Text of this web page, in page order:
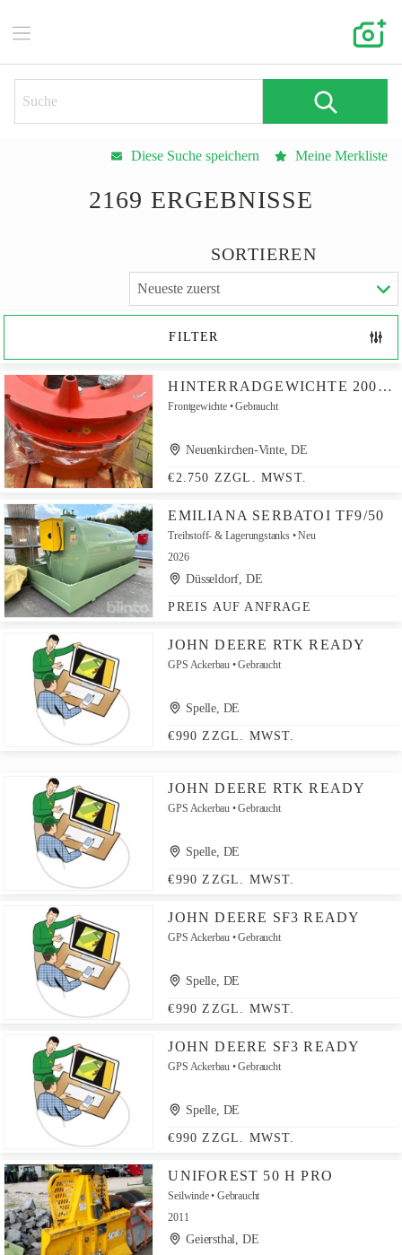
Diese Suche speichern Meine Merkliste
2169 ERGEBNISSE
SORTIEREN
FILTER
HINTERRADGEWICHTE 200KG/SEITE
Frontgewichte Gebraucht
Neuenkirchen-Vinte, DE
€2.750 ZZGL. MWST.
EMILIANA SERBATOI TF9/50
Treibstoff- & Lagerungstanks
Neu
2026
Düsseldorf, DE
PREIS AUF ANFRAGE
JOHN DEERE RTK READY
GPS Ackerbau Gebraucht
Spelle, DE
€990 ZZGL. MWST.
JOHN DEERE RTK READY
GPS Ackerbau Gebraucht
Spelle, DE
€990 ZZGL. MWST.
JOHN DEERE SF3 READY
GPS Ackerbau Gebraucht
Spelle, DE
€990 ZZGL. MWST.
JOHN DEERE SF3 READY
GPS Ackerbau Gebraucht
Spelle, DE
€990 ZZGL. MWST.
UNIFOREST 50 H PRO
Seilwinde
Gebraucht
2011
Geiersthal, DE